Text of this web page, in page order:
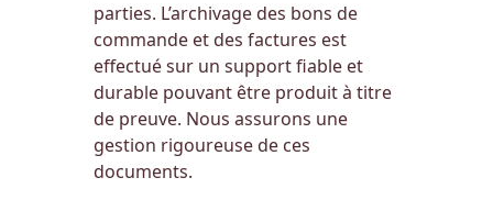
parties. L’archivage des bons de
commande et des factures est
effectué sur un support fiable et
durable pouvant être produit à titre
de preuve. Nous assurons une
gestion rigoureuse de ces
documents.